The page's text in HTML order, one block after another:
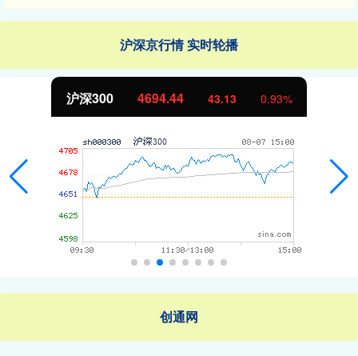
沪深京行情 实时轮播
沪深300 4694.44 43.13 0.93%
创通网